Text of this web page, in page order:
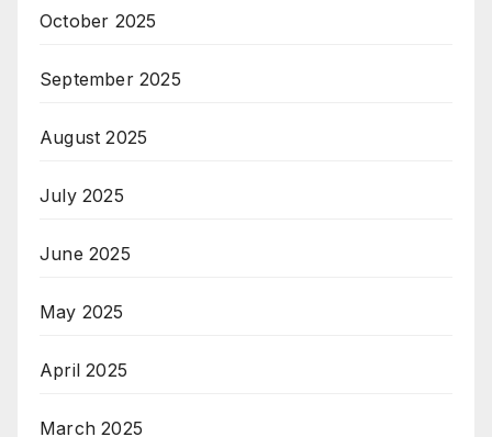
October 2025
September 2025
August 2025
July 2025
June 2025
May 2025
April 2025
March 2025